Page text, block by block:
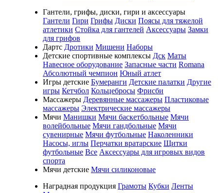
Гантели, грифы, диски, гири и аксессуары
Гантели Гири Грифы Диски Поясы для тяжелой
атлетики Стойка для гантелей Аксессуары Замки
для грифов
Дартс Дротики Мишени Наборы
Детские спортивные комплексы Дск Маты
Навесное оборудование Запасные части Romana
Абсолютный чемпион Юный атлет
Игры детские Бумеранги Детские палатки Другие
игры Кетчбол Кольцебросы Фрисби
Массажеры Деревянные массажеры Пластиковые
массажеры Электрические массажеры
Мячи Манишки Мячи баскетбольные Мячи
волейбольные Мячи гандбольные Мячи
сувенирные Мячи футбольные Наколенники
Насосы, иглы Перчатки вратарские Щитки
футбольные Все Аксессуары для игровых видов
спорта
Мячи детские Мячи силиконовые
Наградная продукция Грамоты Кубки Ленты